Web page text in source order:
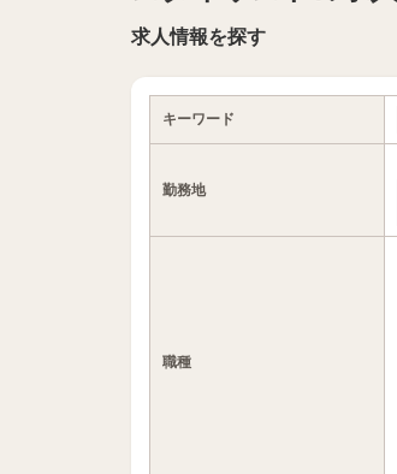
求人情報を探す
キーワード
勤務地
職種